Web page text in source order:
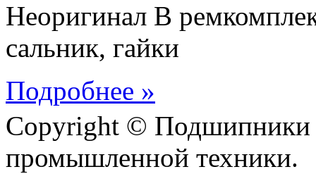
Неоригинал В
сальник, гайки
Подробнее »
Copyright © Подшипники
промышленной техники.